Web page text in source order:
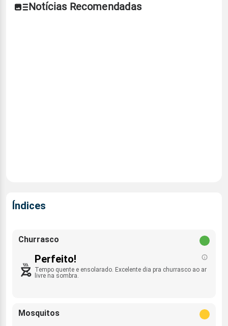
Notícias Recomendadas
Índices
Churrasco
Perfeito!
Tempo quente e ensolarado. Excelente dia pra churrasco ao ar
livre na sombra.
Mosquitos